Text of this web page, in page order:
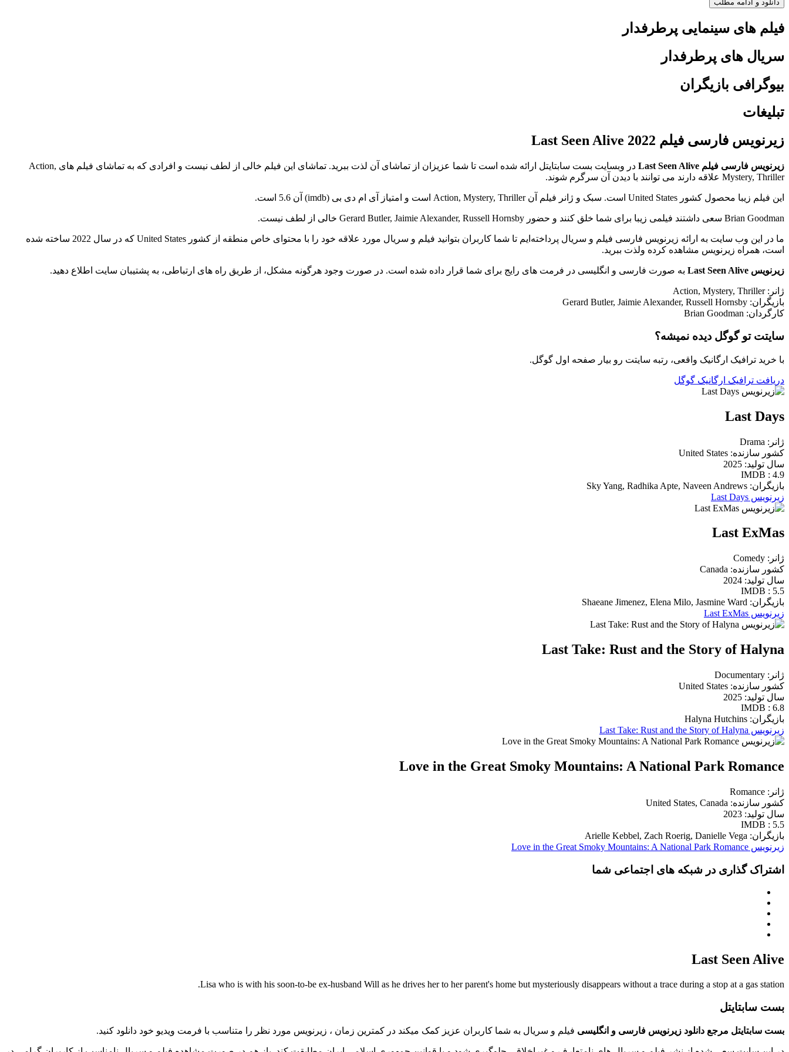
دانلود و ادامه مطلب
فیلم های سینمایی پرطرفدار
سریال های پرطرفدار
بیوگرافی بازیگران
تبلیغات
زیرنویس فارسی فیلم Last Seen Alive 2022
زیرنویس فارسی فیلم Last Seen Alive
در وبسایت بست سابتایتل ارائه شده است تا شما عزیزان از تماشای آن لذت ببرید. تماشای این فیلم خالی از لطف نیست و افرادی که به تماشای فیلم های Action,
Mystery, Thriller علاقه دارند می توانند با دیدن آن سرگرم شوند.
این فیلم زیبا محصول کشور United States است. سبک و ژانر فیلم آن Action, Mystery, Thriller است و امتیاز آی ام دی بی (imdb) آن 5.6 است.
Brian Goodman سعی داشتند فیلمی زیبا برای شما خلق کنند و حضور Gerard Butler, Jaimie Alexander, Russell Hornsby خالی از لطف نیست.
ما در این وب سایت به ارائه زیرنویس فارسی فیلم و سریال پرداخته‌ایم تا شما کاربران بتوانید فیلم و سریال مورد علاقه خود را با محتوای خاص منطقه از کشور United States که در سال 2022 ساخته شده
است، همراه زیرنویس مشاهده کرده ولذت ببرید.
زیرنویس Last Seen Alive به صورت فارسی و انگلیسی در فرمت های رایج برای شما قرار داده شده است. در صورت وجود هرگونه مشکل، از طریق راه های ارتباطی، به پشتیبان سایت اطلاع دهید.
ژانر: Action, Mystery, Thriller
بازیگران: Gerard Butler, Jaimie Alexander, Russell Hornsby
کارگردان: Brian Goodman
سایتت تو گوگل دیده نمیشه؟
با خرید ترافیک ارگانیک واقعی، رتبه سایتت رو بیار صفحه اول گوگل.
دریافت ترافیک ارگانیک گوگل
Last Days
ژانر: Drama
کشور سازنده: United States
سال تولید: 2025
IMDB : 4.9
بازیگران: Sky Yang, Radhika Apte, Naveen Andrews
زیرنویس Last Days
Last ExMas
ژانر: Comedy
کشور سازنده: Canada
سال تولید: 2024
IMDB : 5.5
بازیگران: Shaeane Jimenez, Elena Milo, Jasmine Ward
زیرنویس Last ExMas
Last Take: Rust and the Story of Halyna
ژانر: Documentary
کشور سازنده: United States
سال تولید: 2025
IMDB : 6.8
بازیگران: Halyna Hutchins
زیرنویس Last Take: Rust and the Story of Halyna
Love in the Great Smoky Mountains: A National Park Romance
ژانر: Romance
کشور سازنده: United States, Canada
سال تولید: 2023
IMDB : 5.5
بازیگران: Arielle Kebbel, Zach Roerig, Danielle Vega
زیرنویس Love in the Great Smoky Mountains: A National Park Romance
اشتراک گذاری در شبکه های اجتماعی شما
Last Seen Alive
Lisa who is with his soon-to-be ex-husband Will as he drives her to her parent's home but mysteriously disappears without a trace during a stop at a gas station.
بست سابتایتل
بست سابتایتل مرجع دانلود زیرنویس فارسی و انگلیسی فیلم و سریال به شما کاربران عزیز کمک میکند در کمترین زمان ، زیرنویس مورد نظر را متناسب با فرمت ویدیو خود دانلود کنید.